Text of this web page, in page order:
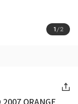
1/2
ORANGE